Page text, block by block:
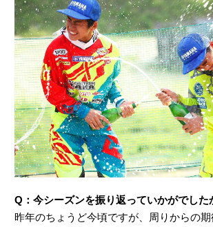
Q：今シーズンを振り返っていかがでした
昨年のちょうど今頃ですが、周りからの